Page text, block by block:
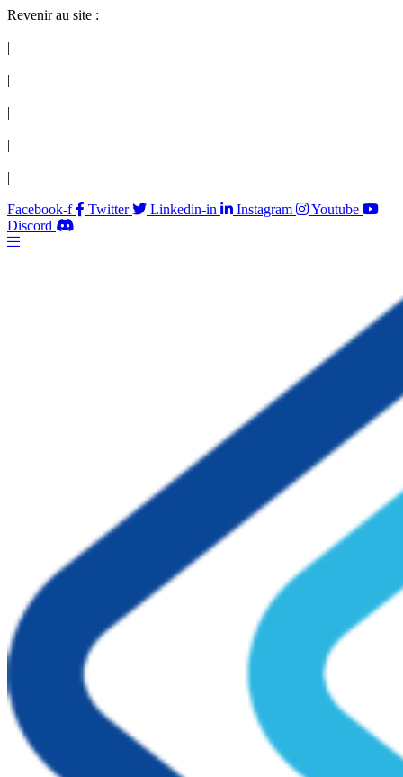
Revenir au site :
|
|
|
|
|
Facebook-f Twitter Linkedin-in Instagram
Youtube
Discord